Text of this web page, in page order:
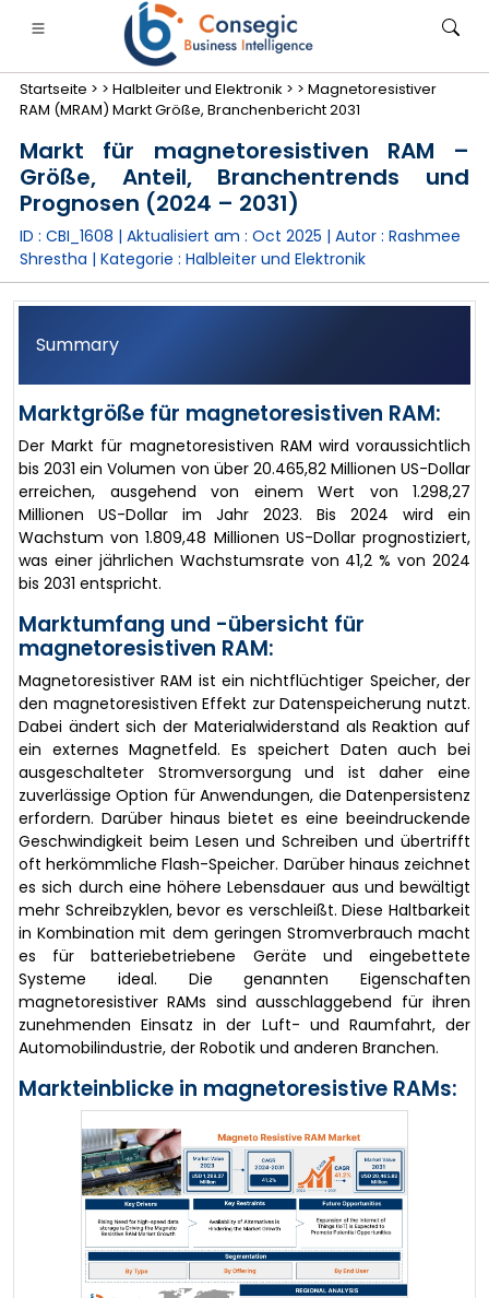
Finanzdienstleistungen und Versicherungen
• Konsumgüter • Energie und Strom
• Fallstudien
Startseite > > Halbleiter und Elektronik > > Magnetoresistiver
RAM (MRAM) Markt Größe, Branchenbericht 2031
Markt für magnetoresistiven RAM –
Größe, Anteil, Branchentrends und
Prognosen (2024 – 2031)
ID : CBI_1608 | Aktualisiert am : Oct 2025 | Autor : Rashmee
Shrestha | Kategorie : Halbleiter und Elektronik
Summary
Marktgröße für magnetoresistiven RAM:
Der Markt für magnetoresistiven RAM wird voraussichtlich
bis 2031 ein Volumen von über 20.465,82 Millionen US-Dollar
erreichen, ausgehend von einem Wert von 1.298,27
Millionen US-Dollar im Jahr 2023. Bis 2024 wird ein
Wachstum von 1.809,48 Millionen US-Dollar prognostiziert,
was einer jährlichen Wachstumsrate von 41,2 % von 2024
bis 2031 entspricht.
Marktumfang und -übersicht für
magnetoresistiven RAM:
Magnetoresistiver RAM ist ein nichtflüchtiger Speicher, der
den magnetoresistiven Effekt zur Datenspeicherung nutzt.
Dabei ändert sich der Materialwiderstand als Reaktion auf
ein externes Magnetfeld. Es speichert Daten auch bei
ausgeschalteter Stromversorgung und ist daher eine
zuverlässige Option für Anwendungen, die Datenpersistenz
erfordern. Darüber hinaus bietet es eine beeindruckende
Geschwindigkeit beim Lesen und Schreiben und übertrifft
oft herkömmliche Flash-Speicher. Darüber hinaus zeichnet
es sich durch eine höhere Lebensdauer aus und bewältigt
mehr Schreibzyklen, bevor es verschleißt. Diese Haltbarkeit
in Kombination mit dem geringen Stromverbrauch macht
es für batteriebetriebene Geräte und eingebettete
Systeme ideal. Die genannten Eigenschaften
magnetoresistiver RAMs sind ausschlaggebend für ihren
zunehmenden Einsatz in der Luft- und Raumfahrt, der
Automobilindustrie, der Robotik und anderen Branchen.
Markteinblicke in magnetoresistive RAMs: